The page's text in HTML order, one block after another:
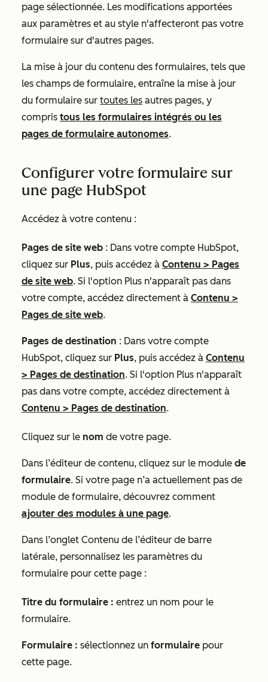
page sélectionnée. Les modifications apportées
aux paramètres et au style n'affecteront pas votre
formulaire sur d'autres pages.
La mise à jour du contenu des formulaires, tels que
les champs de formulaire, entraîne la mise à jour
du formulaire sur toutes les autres pages, y
compris tous les formulaires intégrés ou les
pages de formulaire autonomes.
Configurer votre formulaire sur
une page HubSpot
Accédez à votre contenu :
Pages de site web : Dans votre compte HubSpot,
cliquez sur Plus, puis accédez à Contenu > Pages
de site web. Si l'option Plus n'apparaît pas dans
votre compte, accédez directement à Contenu >
Pages de site web.
Pages de destination : Dans votre compte
HubSpot, cliquez sur Plus, puis accédez à Contenu
> Pages de destination. Si l'option Plus n'apparaît
pas dans votre compte, accédez directement à
Contenu > Pages de destination.
Cliquez sur le nom de votre page.
Dans l’éditeur de contenu, cliquez sur le module de
formulaire. Si votre page n’a actuellement pas de
module de formulaire, découvrez comment
ajouter des modules à une page.
Dans l’onglet Contenu de l’éditeur de barre
latérale, personnalisez les paramètres du
formulaire pour cette page :
Titre du formulaire : entrez un nom pour le
formulaire.
Formulaire : sélectionnez un formulaire pour
cette page.